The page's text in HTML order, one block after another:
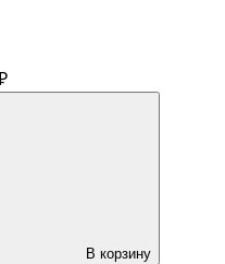
В корзину